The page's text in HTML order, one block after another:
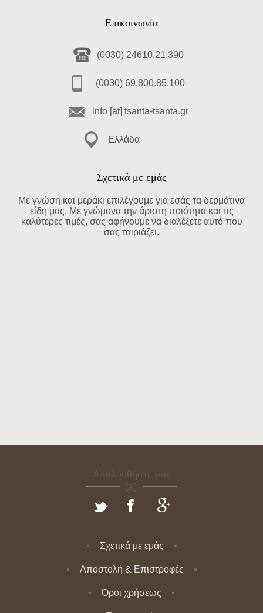
Επικοινωνία
(0030) 24610.21.390
(0030) 69.800.85.100
info [at] tsanta-tsanta.gr
Ελλάδα
Σχετικά με εμάς
Με γνώση και μεράκι επιλέγουμε για εσάς τα δερμάτινα
είδη μας. Με γνώμονα την άριστη ποιότητα και τις
καλύτερες τιμές, σας αφήνουμε να διαλέξετε αυτό που
σας ταιριάζει.
Ακολουθήστε μας
Σχετικά με εμάς
Αποστολή & Επιστροφές
Όροι χρήσεως